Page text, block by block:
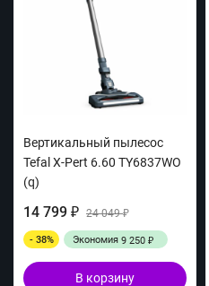
Вертикальный пылесос
Tefal X-Pert 6.60 TY6837WO
(q)
14 799 ₽ 24 049₽
- 38% Экономия 9 250 ₽
В корзину